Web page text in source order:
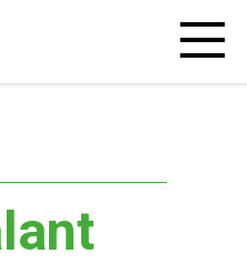
Open
mobiel